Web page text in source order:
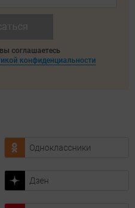
соглашаетесь
конфиденциальности
Одноклассники
Дзен